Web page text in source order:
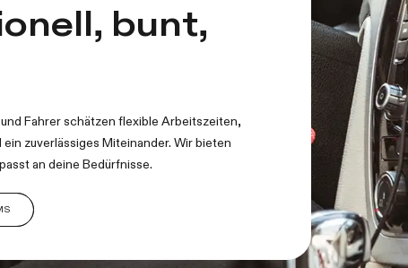
bunt,
Fahrer schätzen flexible Arbeitszeiten,
zuverlässiges Miteinander. Wir bieten
an deine Bedürfnisse.